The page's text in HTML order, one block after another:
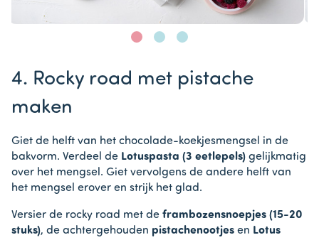
of
4. Rocky road met pistache
maken
Giet de helft van het chocolade-koekjesmengsel in de
bakvorm. Verdeel de Lotuspasta (3 eetlepels) gelijkmatig
over het mengsel. Giet vervolgens de andere helft van
het mengsel erover en strijk het glad.
Versier de rocky road met de frambozensnoepjes (15-20
stuks), de achtergehouden pistachenootjes en Lotus